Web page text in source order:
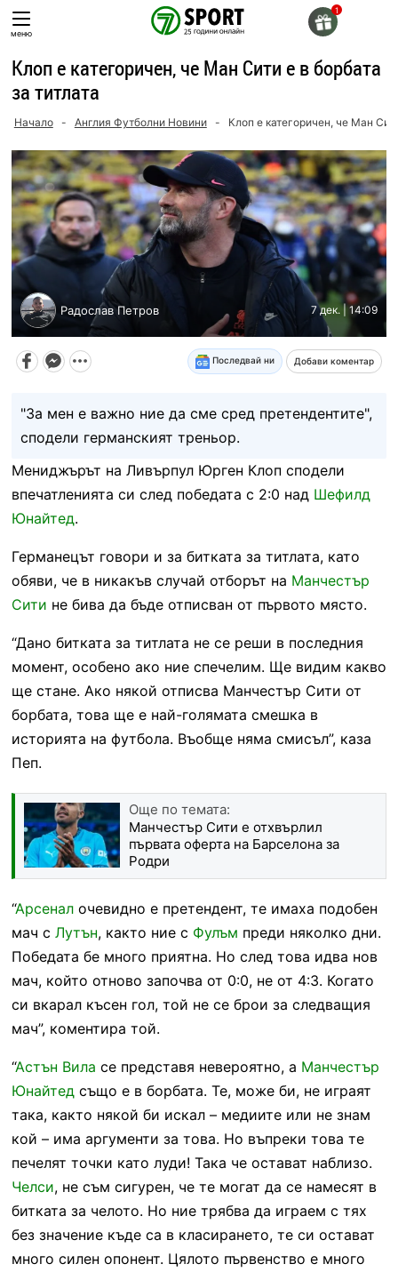
Skip
toменю
Клоп е категоричен, че Ман Сити е в борбата
за титлата
Начало - Англия Футболни Новини - Клоп е категоричен, че Ман
Радослав Петров 7 дек. | 14:09
Последвай ни Добави коментар
"За мен е важно ние да сме сред претендентите",
сподели германският треньор.
Мениджърът на Ливърпул Юрген Клоп сподели
впечатленията си след победата с 2:0 над Шефилд
Юнайтед.
Германецът говори и за битката за титлата, като
обяви, че в никакъв случай отборът на Манчестър
Сити не бива да бъде отписван от първото място.
“Дано битката за титлата не се реши в последния
момент, особено ако ние спечелим. Ще видим какво
ще стане. Ако някой отписва Манчестър Сити от
борбата, това ще е най-голямата смешка в
историята на футбола. Въобще няма смисъл”, каза
Пеп.
Още по темата:
Манчестър Сити е отхвърлил
първата оферта на Барселона за
Родри
“Арсеналочевидно е претендент, те имаха подобен
мач с Лутън, както ние с Фулъм преди няколко дни.
Победата бе много приятна. Но след това идва нов
мач, който отново започва от 0:0, не от 4:3. Когато
си вкарал късен гол, той не се брои за следващия
мач”, коментира той.
“Астън Вила се представя невероятно, а Манчестър
Юнайтедсъщо е в борбата. Те, може би, не играят
така, както някой би искал – медиите или не знам
кой – има аргументи за това. Но въпреки това те
печелят точки като луди! Така че остават наблизо.
Челси, не съм сигурен, че те могат да се намесят в
битката за челото. Но ние трябва да играем с тях
без значение къде са в класирането, те си остават
много силен опонент. Цялото първенство е много